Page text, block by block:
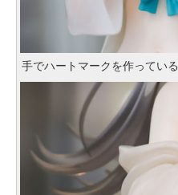
手でハートマークを作っている